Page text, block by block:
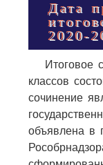
Дата
2020-
Итоговое
классов
сочинение
объявлена в